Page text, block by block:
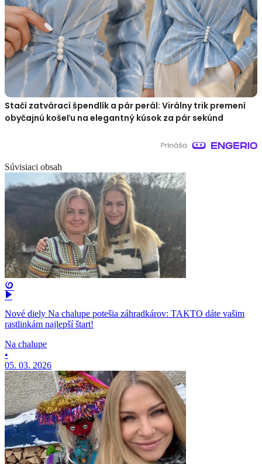
Stačí zatvárací špendlík a pár perál: Virálny trik premení
obyčajnú košeľu na elegantný kúsok za pár sekúnd
Súvisiaci obsah
Nové diely Na chalupe potešia záhradkárov: TAKTO dáte vašim
rastlinkám najlepší štart!
Na chalupe
•
05. 03. 2026